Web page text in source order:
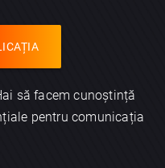
să facem cunoștință
pentru comunicația